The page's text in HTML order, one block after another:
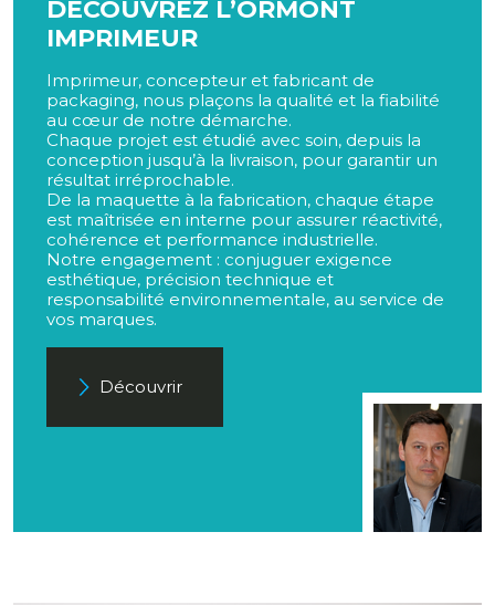
DÉCOUVREZ L’ORMONT
IMPRIMEUR
Imprimeur, concepteur et fabricant de
packaging, nous plaçons la qualité et la fiabilité
au cœur de notre démarche.
Chaque projet est étudié avec soin, depuis la
conception jusqu’à la livraison, pour garantir un
résultat irréprochable.
De la maquette à la fabrication, chaque étape
est maîtrisée en interne pour assurer réactivité,
cohérence et performance industrielle.
Notre engagement : conjuguer exigence
esthétique, précision technique et
responsabilité environnementale, au service de
vos marques.
Découvrir